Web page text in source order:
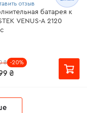
отзыв
батарея к
VENUS-A 2120
₴ -20%
₴